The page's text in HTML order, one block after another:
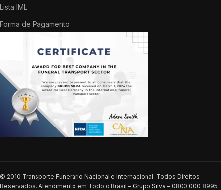
Lista IML
Forma de Pagamento
© 2010 Transporte Funerário Nacional e Internacional. Todos Direitos
Reservados. Atendimento em Todo o Brasil – Grupo Silva – 0800 000 8995